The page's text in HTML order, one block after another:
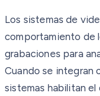
Los sistemas de
comportamiento de
grabaciones para
Cuando se integran
sistemas habilitan